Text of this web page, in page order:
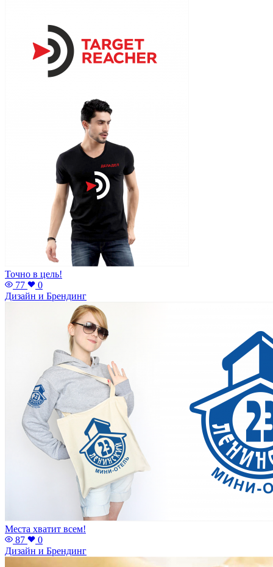
Точно в цель!
77
0
Дизайн и Брендинг
Места хватит всем!
87
0
Дизайн и Брендинг